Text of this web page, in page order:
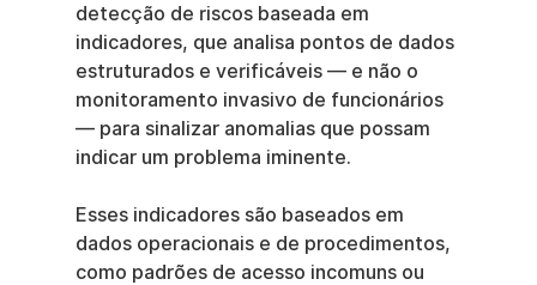
detecção de riscos baseada em
indicadores, que analisa pontos de dados
estruturados e verificáveis — e não o
monitoramento invasivo de funcionários
— para sinalizar anomalias que possam
indicar um problema iminente.
Esses indicadores são baseados em
dados operacionais e de procedimentos,
como padrões de acesso incomuns ou